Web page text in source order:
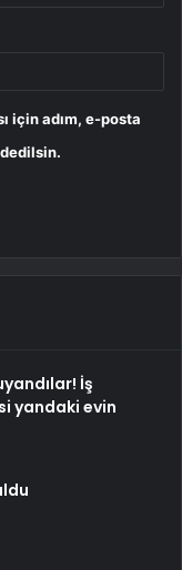
için adım, e-posta
İş
yandaki evin